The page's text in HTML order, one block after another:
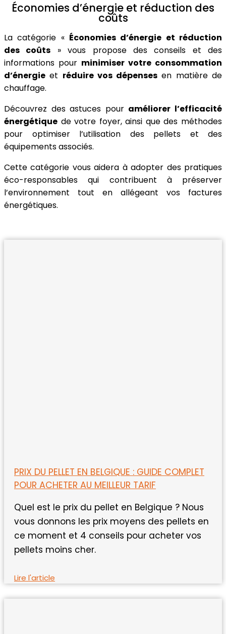
Économies d’énergie et réduction des
coûts
La catégorie « Économies d’énergie et réduction
des coûts » vous propose des conseils et des
informations pour minimiser votre consommation
d’énergie et réduire vos dépenses en matière de
chauffage.
Découvrez des astuces pour améliorer l’efficacité
énergétique de votre foyer, ainsi que des méthodes
pour optimiser l’utilisation des pellets et des
équipements associés.
Cette catégorie vous aidera à adopter des pratiques
éco-responsables qui contribuent à préserver
l’environnement tout en allégeant vos factures
énergétiques.
PRIX DU PELLET EN BELGIQUE : GUIDE COMPLET
POUR ACHETER AU MEILLEUR TARIF
Quel est le prix du pellet en Belgique ? Nous
vous donnons les prix moyens des pellets en
ce moment et 4 conseils pour acheter vos
pellets moins cher.
Lire l'article